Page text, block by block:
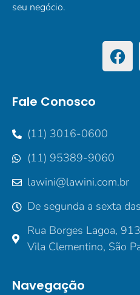
seu negócio.
Fale Conosco
(11) 3016-0600
(11) 95389-9060
lawini@lawini.com.br
De segunda a sexta
Rua Borges Lagoa,
Vila Clementino, São
Navegação